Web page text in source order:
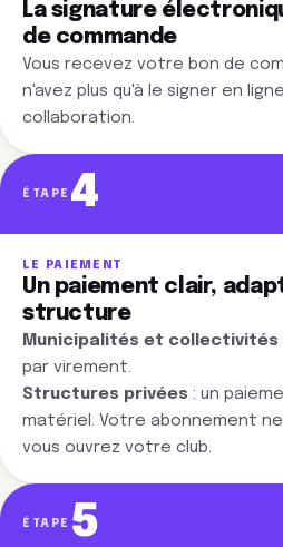
La signature
de commande
Vous recevez votre bon de
n'avez plus qu'à le signer en
collaboration.
ÉTAPE 4
LE PAIEMENT
Un paiement clair,
structure
Municipalités et collectivités
par virement.
Structures privées : un
matériel. Votre abonnement
vous ouvrez votre club.
ÉTAPE 5